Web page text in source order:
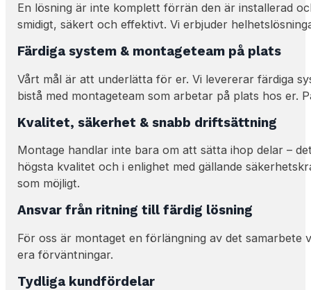
En lösning är inte komplett förrän den är installerad
smidigt, säkert och effektivt. Vi erbjuder
Färdiga system & montageteam på plats
Vårt mål är att underlätta för er. Vi levererar färdiga
bistå med montageteam som arbetar på plats hos er.
Kvalitet, säkerhet & snabb driftsättning
Montage handlar inte bara om att sätta ihop delar –
högsta kvalitet och i enlighet med gällande
som möjligt.
Ansvar från ritning till färdig lösning
För oss är montaget en förlängning av det
era förväntningar.
Tydliga kundfördelar